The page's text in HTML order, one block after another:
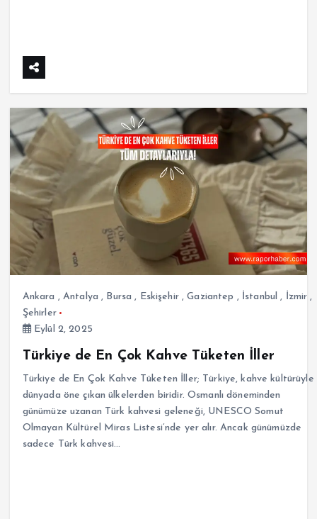
Ankara , Antalya , Bursa , Eskişehir,Gaziantep , İstanbul , İzmir ,
Şehirler
Eylül 2, 2025
Türkiye de En Çok Kahve Tüketen İller
Türkiye de En Çok Kahve Tüketen İller; Türkiye, kahve kültürüyle
dünyada öne çıkan ülkelerden biridir. Osmanlı döneminden
günümüze uzanan Türk kahvesi geleneği, UNESCO Somut
Olmayan Kültürel Miras Listesi’nde yer alır. Ancak günümüzde
sadece Türk kahvesi…